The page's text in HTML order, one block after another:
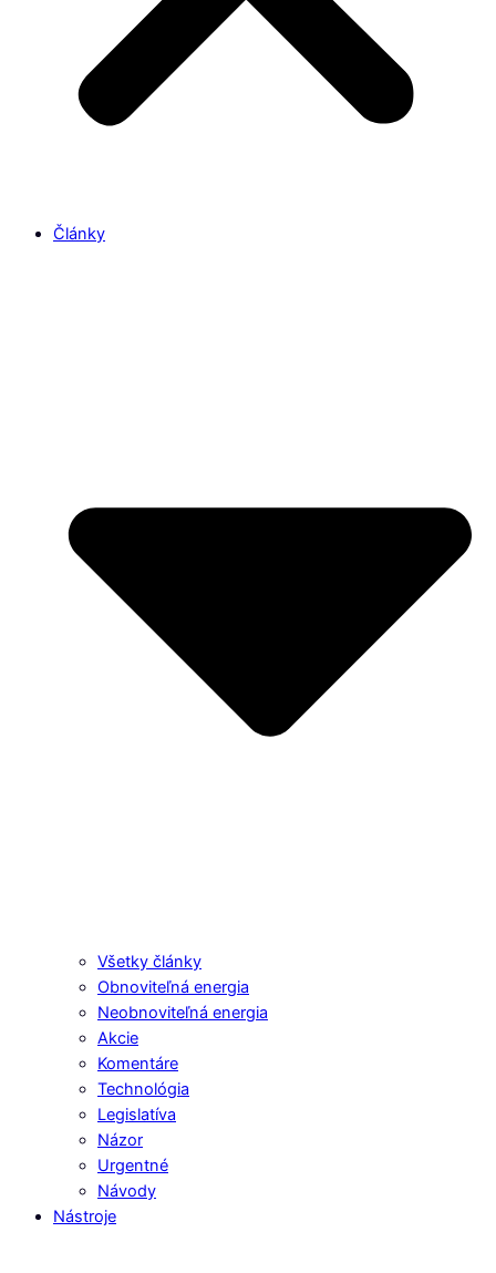
Články
Všetky články
Obnoviteľná energia
Neobnoviteľná energia
Akcie
Komentáre
Technológia
Legislatíva
Názor
Urgentné
Návody
Nástroje